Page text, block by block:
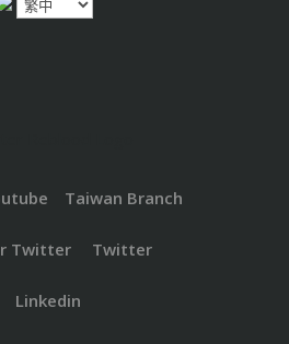
Taiwan Branch
Twitter
Linkedin